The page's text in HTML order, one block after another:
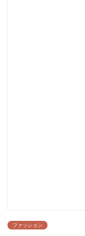
ファッション